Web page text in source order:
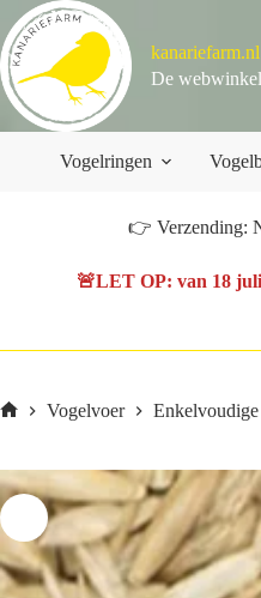
naar
de
inhoud
kanariefarm.nl
De
Vogelringen
👉 Verzending:
🚨LET OP: van 18
Vogelvoer Enkelvoudige